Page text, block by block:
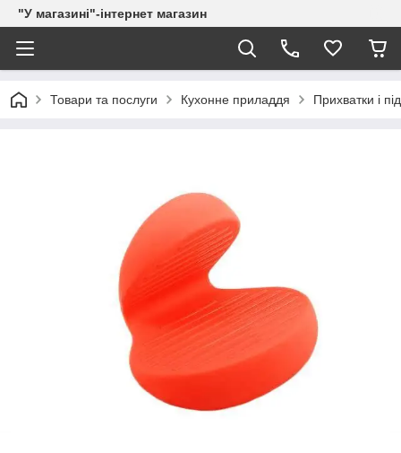
"У магазині"-інтернет магазин
Товари та послуги Кухонне приладдя Прихватки і